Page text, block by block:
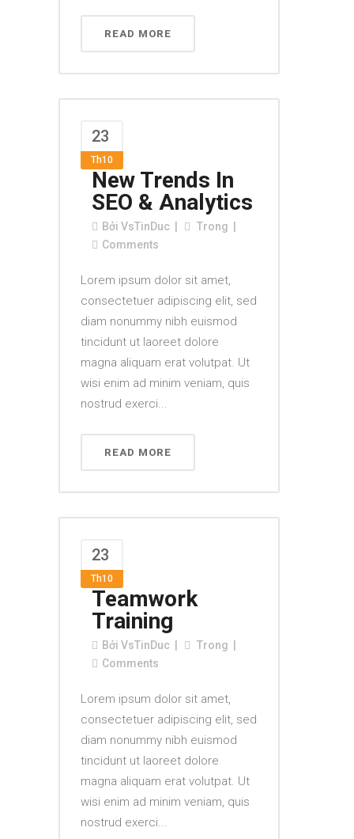
READ MORE
23
Th10
New Trends In
SEO & Analytics
Bởi VsTinDuc
Trong
Comments
Lorem ipsum dolor sit amet,
consectetuer adipiscing elit, sed
diam nonummy nibh euismod
tincidunt ut laoreet dolore
magna aliquam erat volutpat. Ut
wisi enim ad minim veniam, quis
nostrud exerci...
READ MORE
23
Th10
Teamwork
Training
Bởi VsTinDuc
Trong
Comments
Lorem ipsum dolor sit amet,
consectetuer adipiscing elit, sed
diam nonummy nibh euismod
tincidunt ut laoreet dolore
magna aliquam erat volutpat. Ut
wisi enim ad minim veniam, quis
nostrud exerci...